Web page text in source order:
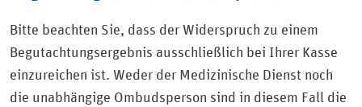
Bitte beachten Sie, dass der Widerspruch zu einem
Begutachtungsergebnis ausschließlich bei Ihrer Kasse
einzureichen ist. Weder der Medizinische Dienst noch
die unabhängige Ombudsperson sind in diesem Fall die